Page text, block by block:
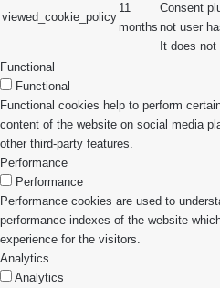
viewed_cookie_policy
11
months
Consent
not user
It does
Functional
Functional
Functional cookies help to perform
content of the website on social media
other third-party features.
Performance
Performance
Performance cookies are used to
performance indexes of the website
experience for the visitors.
Analytics
Analytics